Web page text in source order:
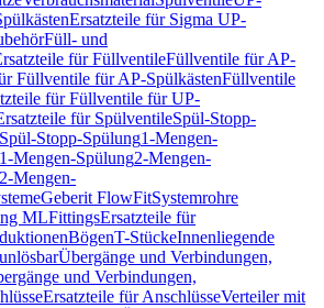
Ersatzteile für Sigma UP-
Füll- und
für FüllventileFüllventile für AP-
Füllventile für AP-SpülkästenFüllventile
für Füllventile für UP-
für SpülventileSpül-Stopp-
Stopp-Spülung1-Mengen-
Mengen-Spülung2-Mengen-
Mengen-
Geberit FlowFitSystemrohre
MLFittingsErsatzteile für
BögenT-StückeInnenliegende
Übergänge und Verbindungen,
und Verbindungen,
Ersatzteile für AnschlüsseVerteiler mit